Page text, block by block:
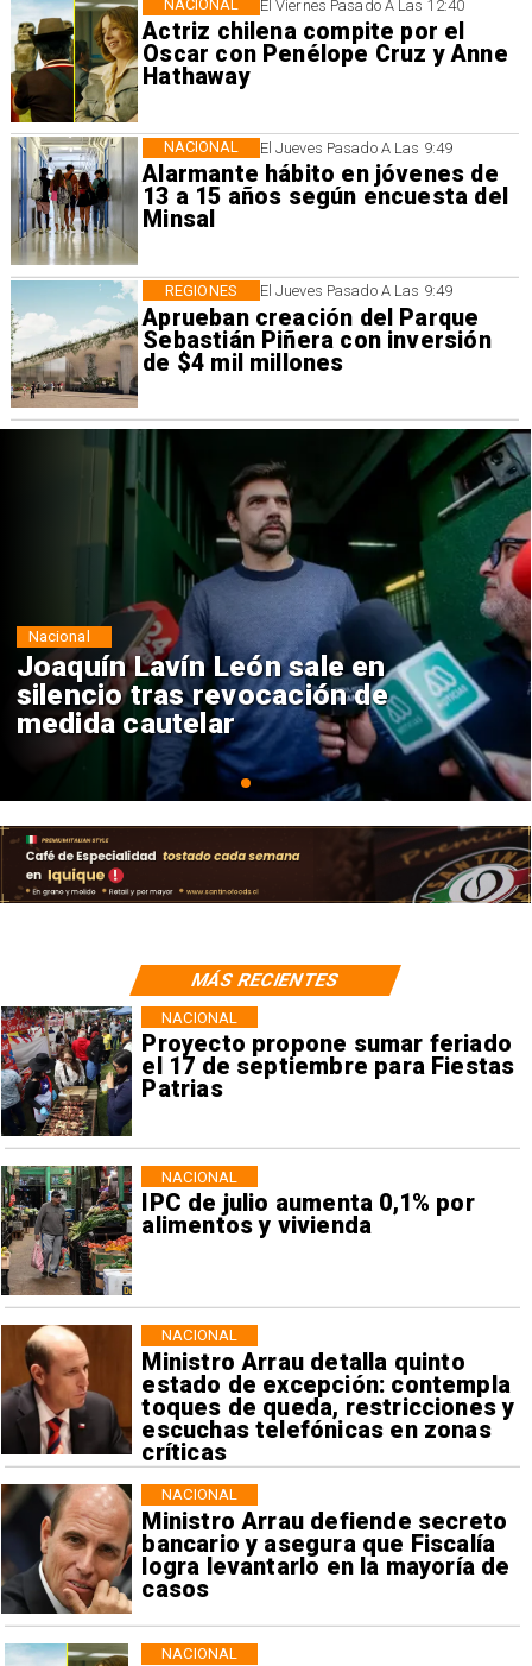
El Viernes Pasado A Las 12:40
Actriz chilena compite por el
Oscar con Penélope Cruz y Anne
Hathaway
NACIONAL
El Jueves Pasado A Las 9:49
Alarmante hábito en jóvenes de
13 a 15 años según encuesta del
Minsal
NACIONAL
El Jueves Pasado A Las 9:49
Aprueban creación del Parque
Sebastián Piñera con inversión
de $4 mil millones
REGIONES
Chile y Venezuela formalizan
reinicio de relaciones
consulares
Nacional
Proyecto propone sumar feriado
el 17 de septiembre para Fiestas
Patrias
NACIONAL
IPC de julio aumenta 0,1% por
alimentos y vivienda
NACIONAL
Ministro Arrau detalla quinto
estado de excepción: contempla
toques de queda, restricciones y
escuchas telefónicas en zonas
críticas
NACIONAL
Ministro Arrau defiende secreto
bancario y asegura que Fiscalía
logra levantarlo en la mayoría de
casos
NACIONAL
NACIONAL
MÁS RECIENTES